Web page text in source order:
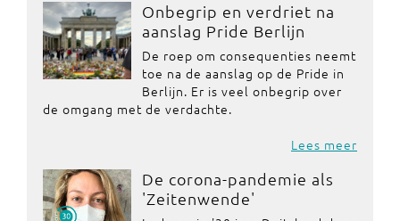
Onbegrip en verdriet na
aanslag Pride Berlijn
De roep om consequenties neemt
toe na de aanslag op de Pride in
Berlijn. Er is veel onbegrip over
de omgang met de verdachte.
Lees meer
De corona-pandemie als
'Zeitenwende'